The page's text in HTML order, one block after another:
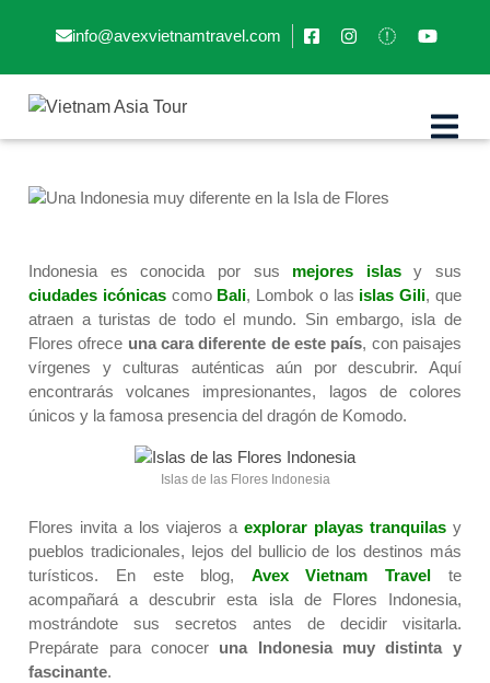
info@avexvietnamtravel.com
Una Indonesia muy diferente en
Indonesia es conocida por sus mejores islasy sus
ciudades icónicascomo Bali, Lombok o las islas Gili, que
atraen a turistas de todo el mundo. Sin embargo, isla de
Flores ofrece una cara diferente de este país, con paisajes
vírgenes y culturas auténticas aún por descubrir. Aquí
encontrarás volcanes impresionantes, lagos de colores
únicos y la famosa presencia del dragón de Komodo.
Islas de las Flores Indonesia
Flores invita a los viajeros a explorar playas tranquilasy
pueblos tradicionales, lejos del bullicio de los destinos más
turísticos. En este blog, Avex Vietnam Travel te
acompañará a descubrir esta isla de Flores Indonesia,
mostrándote sus secretos antes de decidir visitarla.
Prepárate para conocer una Indonesia muy distinta y
fascinante.